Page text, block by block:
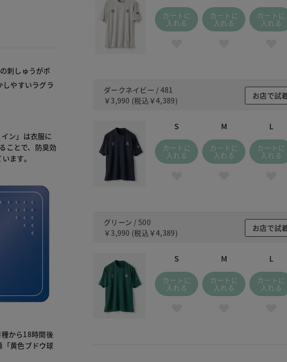
刺しゅうがポ
しやすいラグラ
ン」は衣服に
ことで、防臭効
ます。
から18時間後
黄色ブドウ球
カートに
入れる
カートに
入れる
カートに
入れる
ダークネイビー / 481
￥3,990 (税込 ￥4,389)
お店で試
S
カートに
入れる
M
カートに
入れる
L
カートに
入れる
グリーン / 500
￥3,990 (税込 ￥4,389)
お店で試
S
カートに
入れる
M
カートに
入れる
L
カートに
入れる